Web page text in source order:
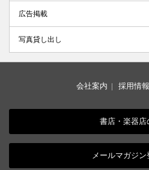
広告掲載
写真貸し出し
会社案内 | 採用情報
書店・楽器店
メールマガジン